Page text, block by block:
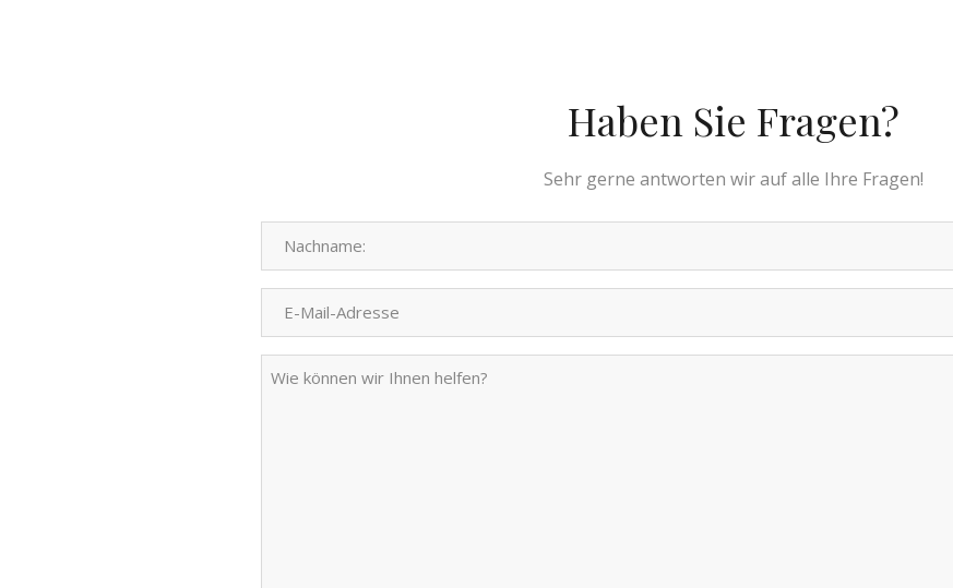
Haben Sie Fragen?
Sehr gerne antworten wir auf alle Ihre Fragen!
Nachname
Nachname
(Required)
Ihre